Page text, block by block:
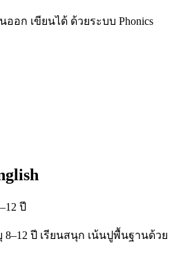
อก เขียนได้ ด้วยระบบ Phonics
ปี
ปี เรียนสนุก เน้นปูพื้นฐานด้วย